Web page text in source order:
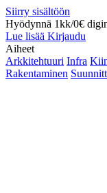
Siirry sisältöön
Hyödynnä 1kk/0€
Lue lisää Kirjaudu
Aiheet
Arkkitehtuuri Infra
Rakentaminen